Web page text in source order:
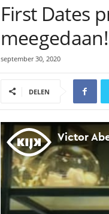
First Dates
meegedaan!
september 30, 2020
DELEN